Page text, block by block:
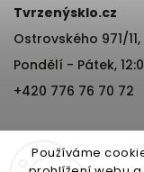
Používáme
Tvrzenýsklo.cz
Ostrovského 971/
Pondělí - Pátek,
+420 776 76 70 72